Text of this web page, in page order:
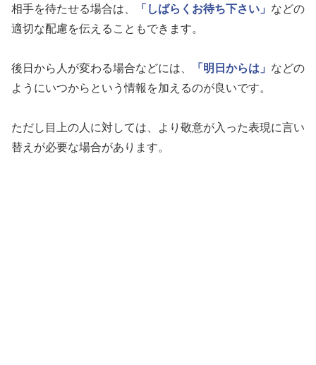
相手を待たせる場合は、 「しばらくお待ち下さい」 などの
適切な配慮を伝えることもできます。
後日から人が変わる場合などには、 「明日からは」 などの
ようにいつからという情報を加えるのが良いです。
ただし目上の人に対しては、より敬意が入った表現に言い
替えが必要な場合があります。